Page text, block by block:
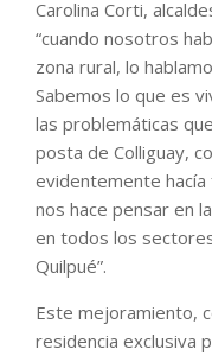
Carolina Corti,
“cuando nosotros
zona rural, lo
Sabemos lo que es
las problemáticas
posta de Colliguay,
evidentemente hacía
nos hace pensar en
en todos los
Quilpué”.
Este mejoramiento,
residencia exclusiva